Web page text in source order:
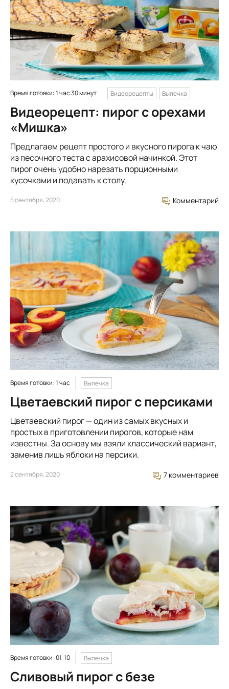
Время готовки: 1 час 30 минут Видеорецепты Выпечка
Видеорецепт: пирог с орехами
«Мишка»
Предлагаем рецепт простого и вкусного пирога к чаю
из песочного теста с арахисовой начинкой. Этот
пирог очень удобно нарезать порционными
кусочками и подавать к столу.
5 сентября, 2020 Комментарий
Время готовки: 1 час Выпечка
Цветаевский пирог с персиками
Цветаевский пирог — один из самых вкусных и
простых в приготовлении пирогов, которые нам
известны. За основу мы взяли классический вариант,
заменив лишь яблоки на персики.
2 сентября, 2020 7 комментариев
Время готовки: 01:10 Выпечка
Сливовый пирог с безе